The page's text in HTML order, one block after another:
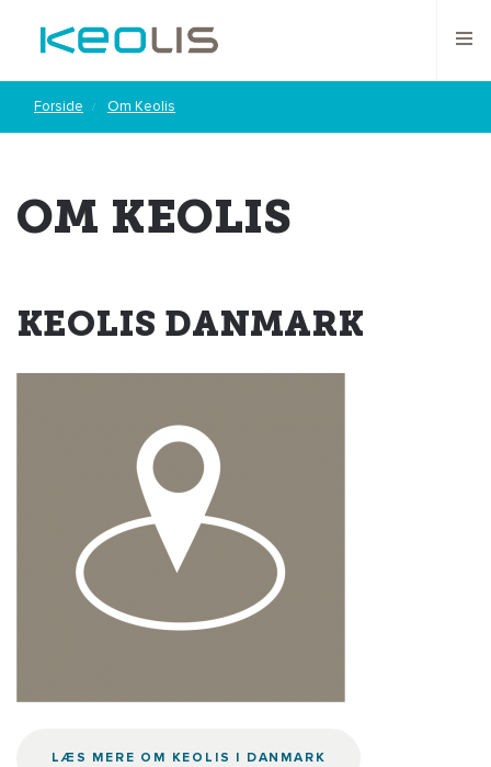
Forside Om Keolis
OM KEOLIS
KEOLIS DANMARK
LÆS MERE OM KEOLIS I DANMARK